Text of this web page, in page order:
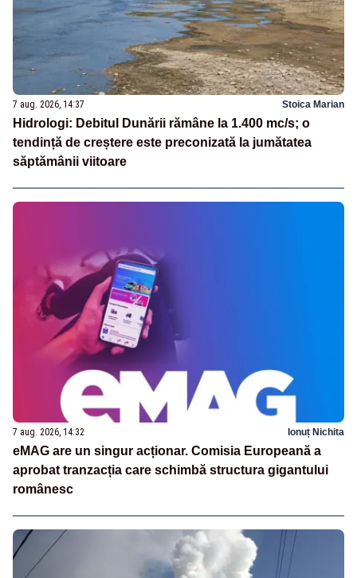
7 aug. 2026, 14:37 Stoica Marian
Hidrologi: Debitul Dunării rămâne la 1.400 mc/s; o
tendință de creștere este preconizată la jumătatea
săptămânii viitoare
7 aug. 2026, 14:32 Ionuț Nichita
eMAG are un singur acționar. Comisia Europeană a
aprobat tranzacția care schimbă structura gigantului
românesc